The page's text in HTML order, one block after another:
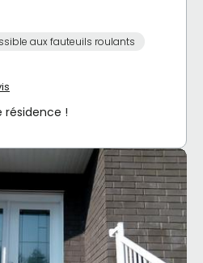
aux fauteuils roulants
résidence !